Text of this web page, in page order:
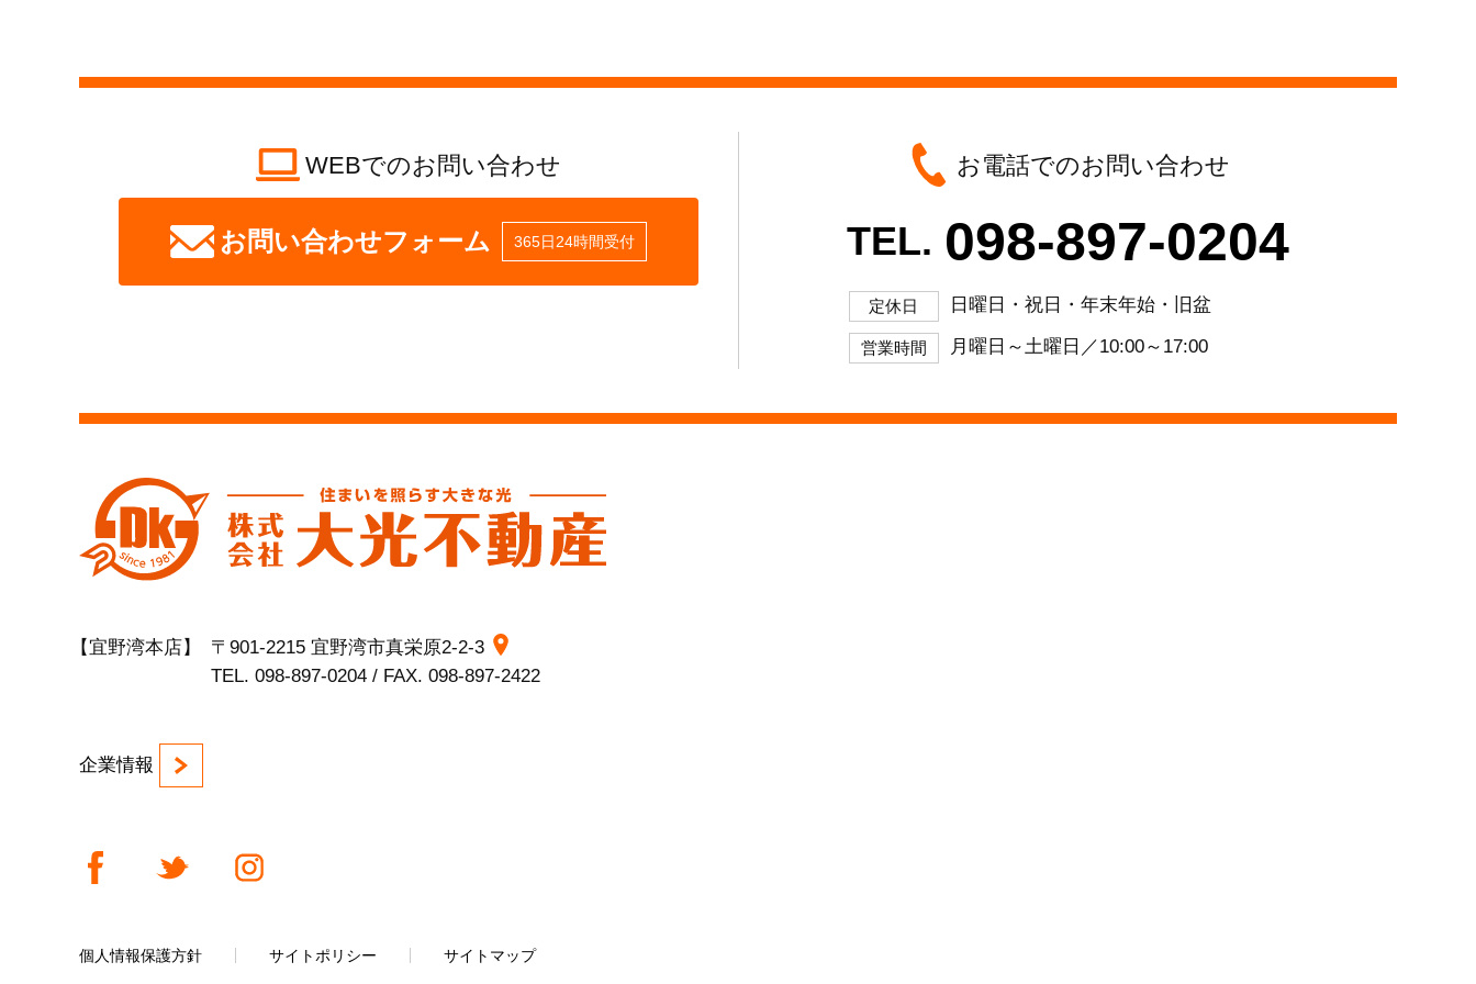
WEBでのお問い合わせ
お問い合わせフォーム 365日24時間受付
お電話でのお問い合わせ
TEL. 098-897-0204
定休日 日曜日・祝日・年末年始・旧盆
営業時間 月曜日～土曜日／10:00～17:00
【宜野湾本店】
〒901-2215 宜野湾市真栄原2-2-3
TEL. 098-897-0204 / FAX. 098-897-2422
企業情報
個人情報保護方針 サイトポリシー サイトマップ